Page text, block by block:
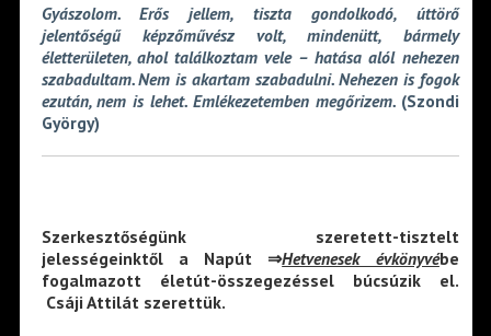
Gyászolom. Erős jellem, tiszta gondolkodó, úttörő
jelentőségű képzőművész volt, mindenütt, bármely
életterületen, ahol találkoztam vele – hatása alól nehezen
szabadultam. Nem is akartam szabadulni. Nehezen is fogok
ezután, nem is lehet. Emlékezetemben megőrizem. (Szondi
György)
Szerkesztőségünk szeretett-tisztelt
jelességeinktől a Napút ⇒Hetvenesek évkönyvébe
fogalmazott életút-összegezéssel búcsúzik el.
Csáji Attilát szerettük.